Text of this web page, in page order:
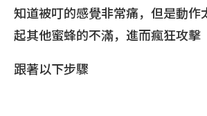
知道被叮的感覺非常痛，但是動作
起其他蜜蜂的不滿，進而瘋狂攻擊
跟著以下步驟